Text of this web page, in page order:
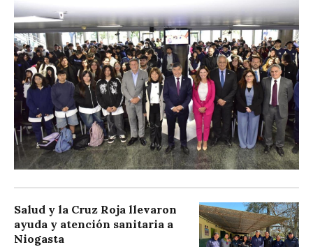
Salud y la Cruz Roja llevaron
ayuda y atención sanitaria a
Niogasta